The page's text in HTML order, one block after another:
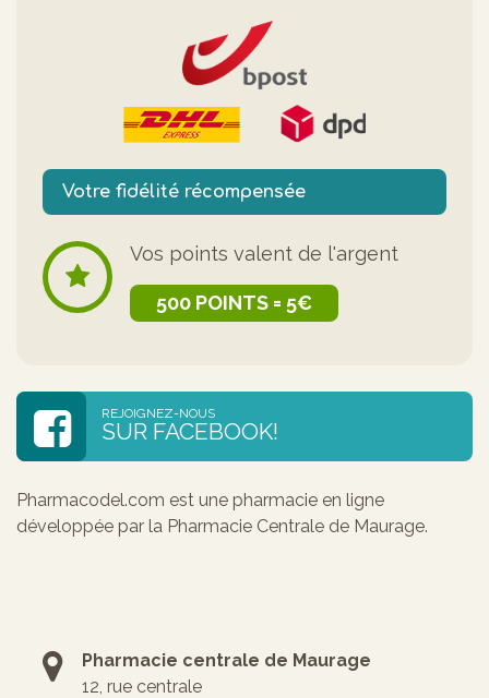
Votre fidélité récompensée
Vos points valent de l'argent
500 POINTS = 5€
REJOIGNEZ-NOUS
SUR FACEBOOK!
Pharmacodel.com est une pharmacie en ligne
développée par la Pharmacie Centrale de Maurage.
Pharmacie centrale de Maurage
12, rue centrale